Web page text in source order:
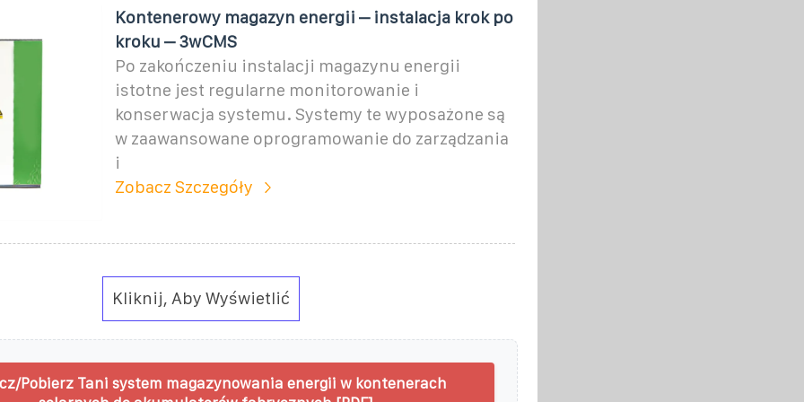
Kontenerowy magazyn energii – instalacja krok po
kroku – 3wCMS
Po zakończeniu instalacji magazynu energii
istotne jest regularne monitorowanie i
konserwacja systemu. Systemy te wyposażone są
w zaawansowane oprogramowanie do zarządzania
i
Zobacz Szczegóły
Kliknij, Aby Wyświetlić
Pobierz Tani system magazynowania energii w kontenerach